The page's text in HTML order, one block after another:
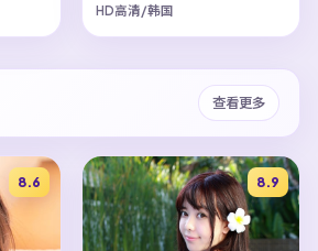
HD高清/韩国
查看更多
8.6 8.9